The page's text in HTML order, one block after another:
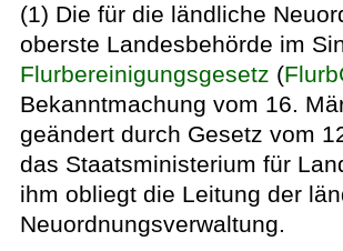
(1) Die für die ländliche
oberste Landesbehörde im
Flurbereinigungsgesetz (
Bekanntmachung vom 16.
geändert durch Gesetz vom
das Staatsministerium für
ihm obliegt die Leitung der
Neuordnungsverwaltung.